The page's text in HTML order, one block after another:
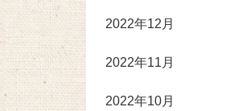
2022年12月
2022年11月
2022年10月